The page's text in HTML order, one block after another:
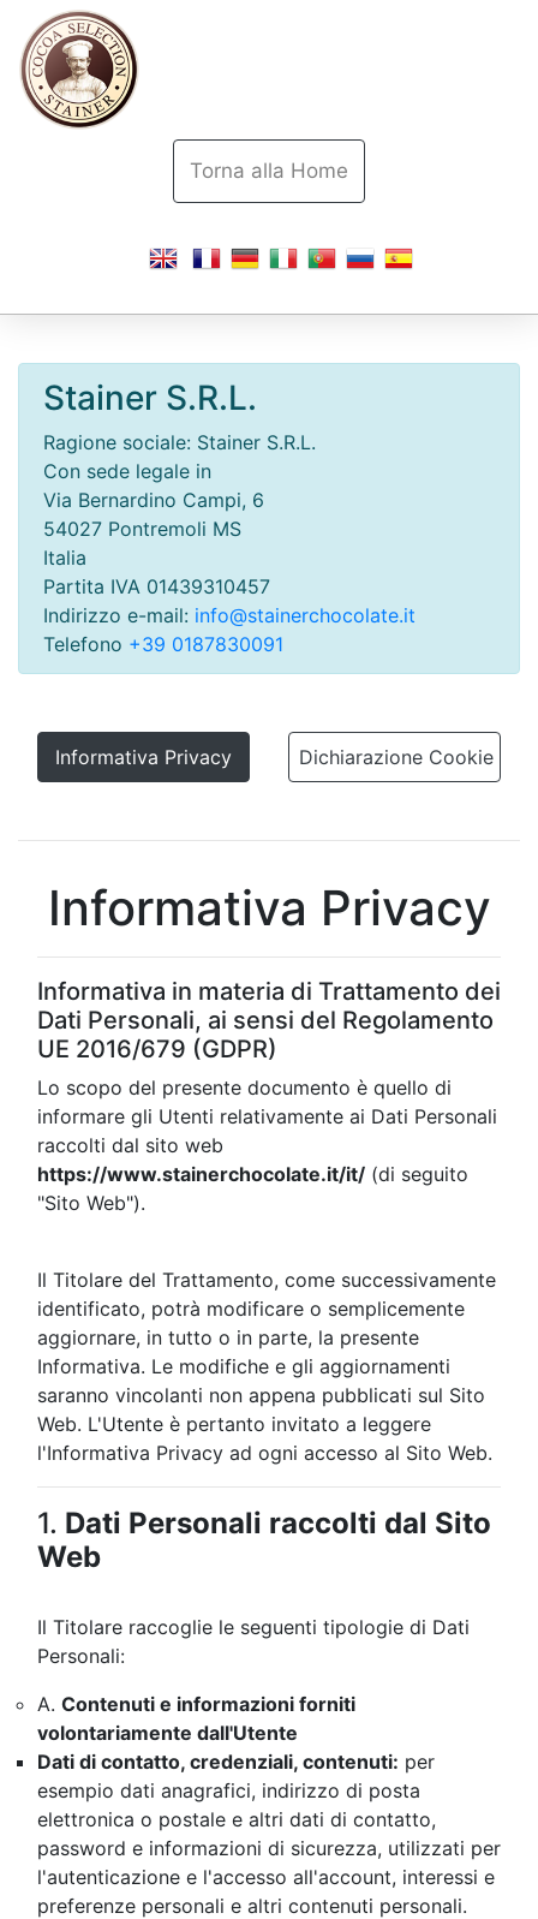
Torna alla Home
Stainer S.R.L.
Ragione sociale: Stainer S.R.L.
Con sede legale in
Via Bernardino Campi, 6
54027 Pontremoli MS
Italia
Partita IVA 01439310457
Indirizzo e-mail: info@stainerchocolate.it
Telefono +39 0187830091
Informativa Privacy Dichiarazione Cookie
Informativa Privacy
Informativa in materia di Trattamento dei
Dati Personali, ai sensi del Regolamento
UE 2016/679 (GDPR)
Lo scopo del presente documento è quello di
informare gli Utenti relativamente ai Dati Personali
raccolti dal sito web
https://www.stainerchocolate.it/it/ (di seguito
"Sito Web").
Il Titolare del Trattamento, come successivamente
identificato, potrà modificare o semplicemente
aggiornare, in tutto o in parte, la presente
Informativa. Le modifiche e gli aggiornamenti
saranno vincolanti non appena pubblicati sul Sito
Web. L'Utente è pertanto invitato a leggere
l'Informativa Privacy ad ogni accesso al Sito Web.
1. Dati Personali raccolti dal Sito
Web
Il Titolare raccoglie le seguenti tipologie di Dati
Personali:
A. Contenuti e informazioni forniti
volontariamente dall'Utente
Dati di contatto, credenziali, contenuti: per
esempio dati anagrafici, indirizzo di posta
elettronica o postale e altri dati di contatto,
password e informazioni di sicurezza, utilizzati per
l'autenticazione e l'accesso all'account, interessi e
preferenze personali e altri contenuti personali.